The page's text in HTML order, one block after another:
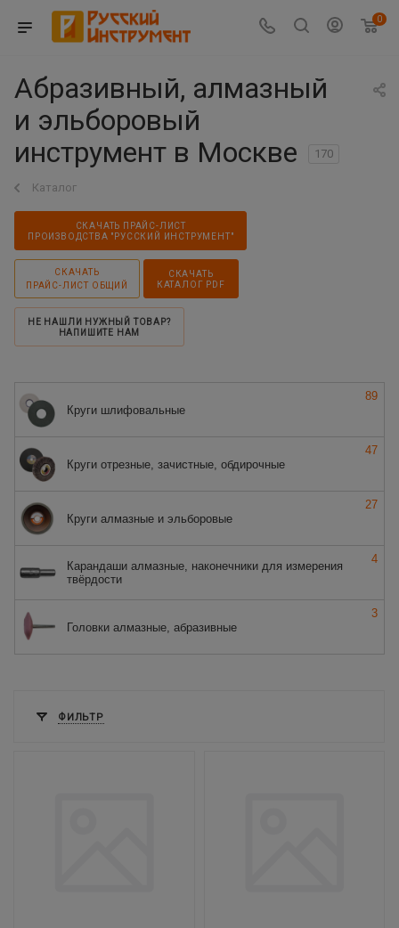
0
Абразивный, алмазный
и эльборовый
инструмент в Москве
170
Каталог
СКАЧАТЬ ПРАЙС-ЛИСТ
ПРОИЗВОДСТВА "РУССКИЙ ИНСТРУМЕНТ"
СКАЧАТЬ
ПРАЙС-ЛИСТ ОБЩИЙ
СКАЧАТЬ
КАТАЛОГ PDF
НЕ НАШЛИ НУЖНЫЙ ТОВАР?
НАПИШИТЕ НАМ
Круги шлифовальные
89
Круги отрезные, зачистные, обдирочные
47
Круги алмазные и эльборовые
27
Карандаши алмазные, наконечники для измерения
твёрдости
4
Головки алмазные, абразивные
3
ФИЛЬТР